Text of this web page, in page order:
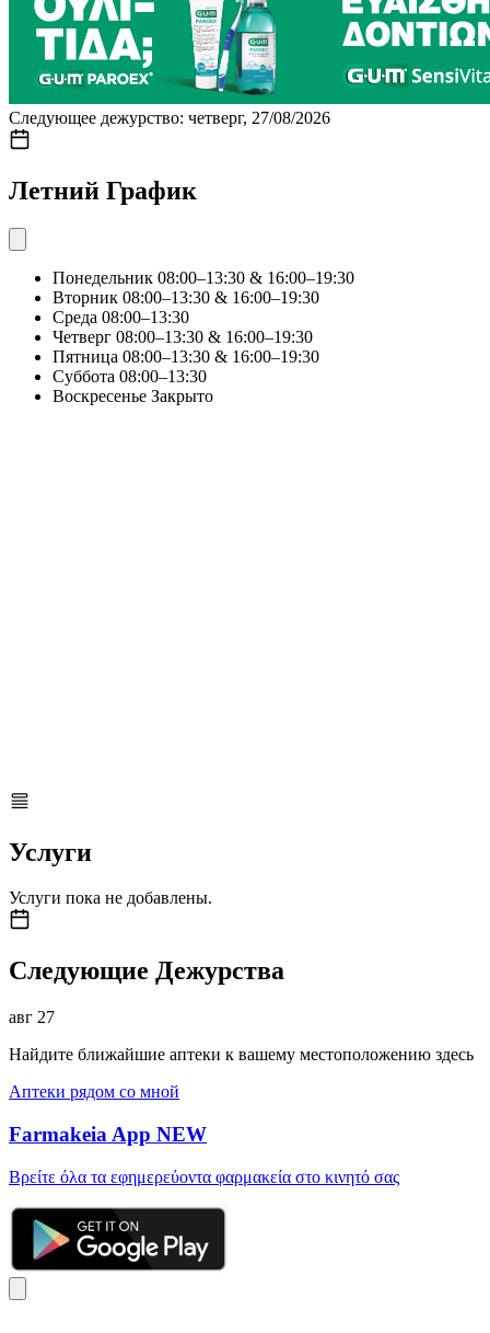
Следующее дежурство: четверг, 27/08/2026
Летний График
Понедельник 08:00–13:30 & 16:00–19:30
Вторник 08:00–13:30 & 16:00–19:30
Среда 08:00–13:30
Четверг 08:00–13:30 & 16:00–19:30
Пятница 08:00–13:30 & 16:00–19:30
Суббота 08:00–13:30
Воскресенье Закрыто
Услуги
Услуги пока не добавлены.
Следующие Дежурства
авг 27
Найдите ближайшие аптеки к вашему местоположению здесь
Аптеки рядом со мной
Farmakeia App NEW
Βρείτε όλα τα εφημερεύοντα φαρμακεία στο κινητό σας